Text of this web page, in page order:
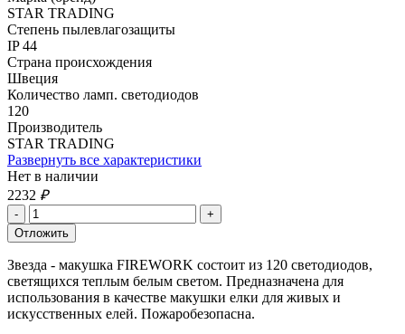
STAR TRADING
Степень пылевлагозащиты
IP 44
Страна происхождения
Швеция
Количество ламп. светодиодов
120
Производитель
STAR TRADING
Развернуть все характеристики
Нет в наличии
2232 ₽
Звезда - макушка FIREWORK состоит из 120 светодиодов,
светящихся теплым белым светом. Предназначена для
использования в качестве макушки елки для живых и
искусственных елей. Пожаробезопасна.